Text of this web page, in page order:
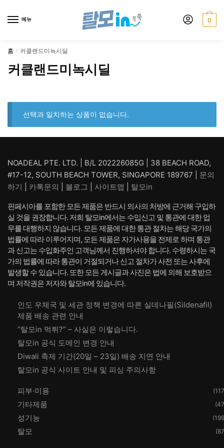
메뉴 0
홈 / 커클랜드미녹시딜
커클랜드미녹시딜
선택과 일치하는 상품이 없습니다.
NOADEAL PTE. LTD. | B/L 202226085G | 38 BEACH ROAD,
#17-12, SOUTH BEACH TOWER, SINGAPORE 189767 | 문의
하기
카톡문의 블로그 사이트맵 탈모in
핀페시아를 포함한 모든 제품은 반드시 의사의 처방에 근거해 구입하
실 것을 권장합니다. 저희 탈모in에서는 수입신고 및 통관에 대한 업
무를 대행하지 않습니다. 모든 제품에 대한 통관 절차는 해당 국가의
법률에 따라 이루어지며, 모든 제품은 자가사용을 전제로 하며 통관
과 신고는 수입화주인 고객님께서 진행하셔야 합니다. 수령하시는 국
가의 법률에 따라 통관이 거절되거나 신고 절차가 사전 또는 사후에
발생할 수 있습니다. 또한 모든 게시글과 사진은 법에 의해 보호받으
며 저작권은 저자와 탈모in에 있습니다.
인도 우체국 및 세관 정책 변경에 따른 실데나필(Sildenafil)
제품 배송 관련 안내
“탈모in 먹튀?” – 사실은 이렇습니다.
탈모in 공식 도메인 변경 안내
Diwali 축제 기간(20일 – 23일) 배송 지연 안내
탈모in 공식 사이트 안내 및 피싱 주의사항
피부·미용
기타제품
성기능
탈모